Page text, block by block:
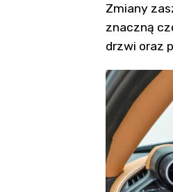
Zmiany
znaczną
drzwi oraz